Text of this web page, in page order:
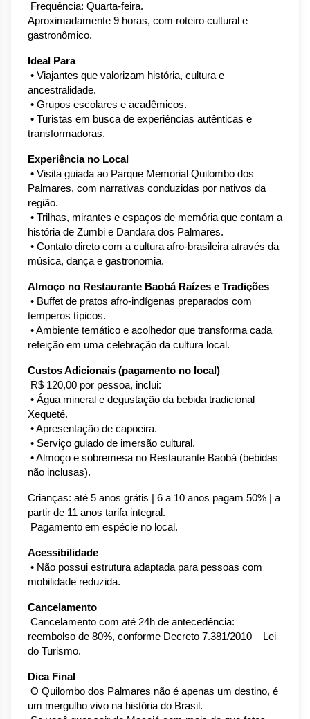
Frequência: Quarta-feira.
Aproximadamente 9 horas, com roteiro cultural e
gastronômico.
Ideal Para
ancestralidade.
• Grupos escolares e acadêmicos.
transformadoras.
Experiência no Local
Palmares, com narrativas conduzidas por nativos da
região.
história de Zumbi e Dandara dos Palmares.
música, dança e gastronomia.
Almoço no Restaurante Baobá Raízes e Tradições
temperos típicos.
refeição em uma celebração da cultura local.
Custos Adicionais (pagamento no local)
R$ 120,00 por pessoa, inclui:
Xequeté.
• Apresentação de capoeira.
• Serviço guiado de imersão cultural.
• Almoço e sobremesa no Restaurante Baobá (bebidas
não inclusas).
Crianças: até 5 anos grátis | 6 a 10 anos pagam 50% | a
partir de 11 anos tarifa integral.
Pagamento em espécie no local.
Acessibilidade
mobilidade reduzida.
Cancelamento
reembolso de 80%, conforme Decreto 7.381/2010 – Lei
do Turismo.
Dica Final
um mergulho vivo na história do Brasil.